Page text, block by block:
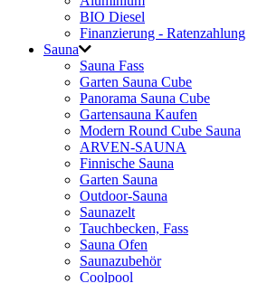
BIO Diesel
Finanzierung - Ratenzahlung
Sauna
Sauna Fass
Garten Sauna Cube
Panorama Sauna Cube
Gartensauna Kaufen
Modern Round Cube Sauna
ARVEN-SAUNA
Finnische Sauna
Garten Sauna
Outdoor-Sauna
Saunazelt
Tauchbecken, Fass
Sauna Ofen
Saunazubehör
Coolpool